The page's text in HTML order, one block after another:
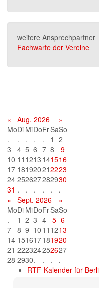
weitere Ansprechpartner
Fachwarte der Vereine
« Aug. 2026
»
MoDi MiDoFrSaSo
.
. . . . 1 2
3
4 5 6 7 8
9
10 11 1213 141516
17 181920212223
24 252627282930
31 . . . . .
.
«
Sept. 2026
»
MoDi MiDoFrSaSo
.
1 2 3 4 5 6
7 8 9 10 11 1213
14 151617181920
21 222324252627
28 2930. . .
.
RTF-Kalender für